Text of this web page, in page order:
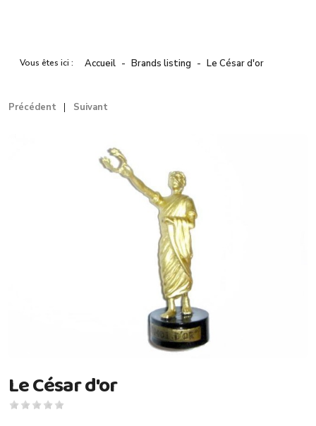
Vous êtes ici : Accueil Brands listing Le César d'or
Précédent Suivant
Le César d'or